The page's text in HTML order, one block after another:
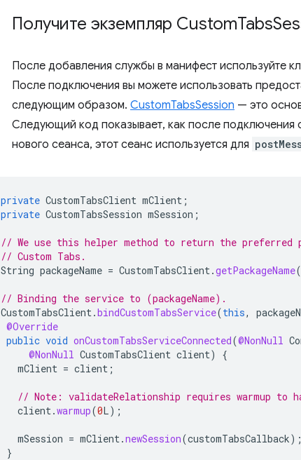
Получите экземпляр CustomTabs
После добавления службы в манифест используйте
После подключения вы можете использовать
следующим образом. CustomTabsSession — это
Следующий код показывает, как после подключения
нового сеанса, этот сеанс используется для
private CustomTabsClient mClient ;
private CustomTabsSession mSession ;
// We use this helper method to return the preferred
// Custom Tabs.
String packageName = CustomTabsClient.getPackageName(
// Binding the service to (packageName).
CustomTabsClient.bindCustomTabsService(this,
@Override
public void onCustomTabsServiceConnected(@NonNull
@NonNull CustomTabsClient client)
{
mClient = client ;
// Note: validateRelationship requires warmup to
client.warmup(0L);
mSession = mClient.newSession(customTabsCallback);
}